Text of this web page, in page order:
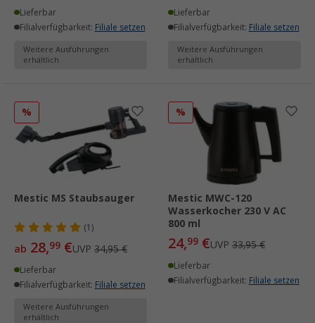
Lieferbar
Filialverfügbarkeit: Filiale setzen
Weitere Ausführungen
erhältlich
Lieferbar
Filialverfügbarkeit: Filiale setzen
Weitere Ausführungen
erhältlich
%
Mestic MS Staubsauger
(1)
ab 28,99 €UVP 34,95 €
Lieferbar
Filialverfügbarkeit: Filiale setzen
Weitere Ausführungen
erhältlich
%
Mestic MWC-120
Wasserkocher 230 V AC
800 ml
24,99 €UVP 33,95 €
Lieferbar
Filialverfügbarkeit: Filiale setzen